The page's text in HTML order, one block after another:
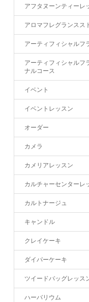
アフタヌーンティーレ
アロマフレグランスス
アーティフィシャルフ
アーティフィシャルフ
ナルコース
イベント
イベントレッスン
オーダー
カメラ
カメリアレッスン
カルチャーセンターレ
カルトナージュ
キャンドル
クレイケーキ
ダイパーケーキ
ツイードバッグレッス
ハーバリウム